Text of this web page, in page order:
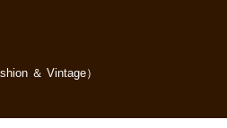
＆ Vintage）